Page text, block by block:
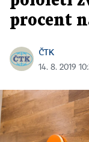
procent
ČTK
14. 8. 2019